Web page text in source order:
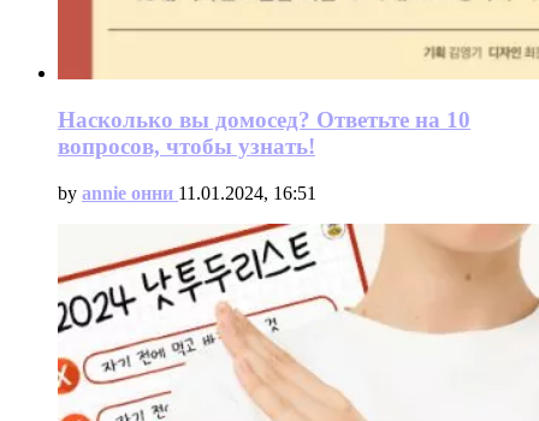
Насколько вы домосед? Ответьте на 10
вопросов, чтобы узнать!
by annie онни 11.01.2024, 16:51